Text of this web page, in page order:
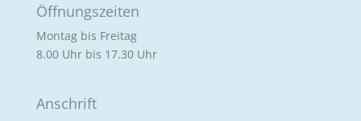
Öffnungszeiten
Montag bis Freitag
8.00 Uhr bis 17.30 Uhr
Anschrift